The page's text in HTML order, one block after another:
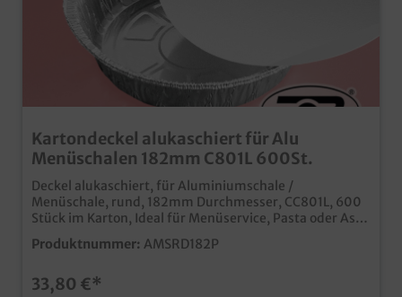
Kartondeckel alukaschiert für Alu
Menüschalen 182mm C801L 600St.
Deckel alukaschiert, für Aluminiumschale /
Menüschale, rund, 182mm Durchmesser, CC801L, 600
Stück im Karton, Ideal für Menüservice, Pasta oder Asia
Food
Produktnummer: AMSRD182P
33,80 €*